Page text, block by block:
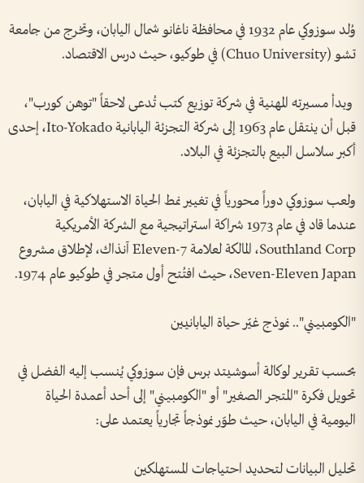
وُلد سوزوكي عام 1932 في محافظة ناغانو شمال اليابان، وتخرج من جامعة
تشو (Chuo University) في طوكيو، حيث درس الاقتصاد.
وبدأ مسيرته المهنية في شركة توزيع كتب تُدعى لاحقاً "توهن كورب"،
قبل أن ينتقل عام 1963 إلى شركة التجزئة اليابانية Ito-Yokado، إحدى
أكبر سلاسل البيع بالتجزئة في البلاد.
ولعب سوزوكي دوراً محورياً في تغيير نمط الحياة الاستهلاكية في اليابان،
عندما قاد في عام 1973 شراكة استراتيجية مع الشركة الأمريكية
Southland Corp، المالكة لعلامة 7-Eleven آنذاك، لإطلاق مشروع
Seven-Eleven Japan، حيث افتُتح أول متجر في طوكيو عام 1974.
"الكومبيني".. نموذج غيّر حياة اليابانيين
بحسب تقرير لوكالة أسوشيتد برس فإن سوزوكي يُنسب إليه الفضل في
تحويل فكرة "المتجر الصغير" أو "الكومبيني" إلى أحد أعمدة الحياة
اليومية في اليابان، حيث طوّر نموذجاً تجارياً يعتمد على:
تحليل البيانات لتحديد احتياجات المستهلكين